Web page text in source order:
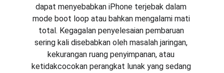
dapat menyebabkan iPhone terjebak dalam
mode boot loop atau bahkan mengalami mati
total. Kegagalan penyelesaian pembaruan
sering kali disebabkan oleh masalah jaringan,
kekurangan ruang penyimpanan, atau
ketidakcocokan perangkat lunak yang sedang